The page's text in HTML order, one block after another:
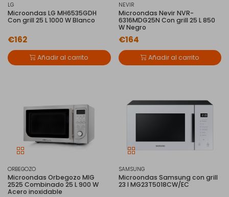
LG
Microondas LG MH6535GDH
Con grill 25 L 1000 W Blanco
€162
Añadir al carrito
NEVIR
Microondas Nevir NVR-
6316MDG25N Con grill 25 L 850
W Negro
€164
Añadir al carrito
ORBEGOZO
Microondas Orbegozo MIG
2525 Combinado 25 L 900 W
Acero inoxidable
SAMSUNG
Microondas Samsung con grill
23 l MG23T5018CW/EC